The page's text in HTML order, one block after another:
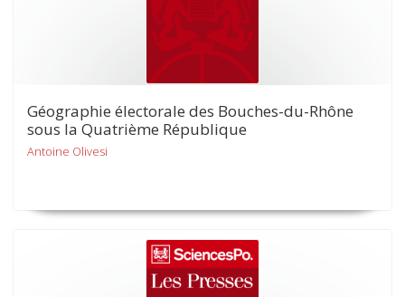
Géographie électorale des Bouches-du-Rhône
sous la Quatrième République
Antoine Olivesi